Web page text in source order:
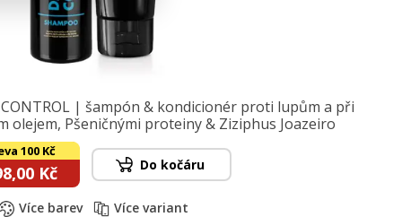
CONTROL | šampón & kondicionér proti lupům a při
olejem, Pšeničnými proteiny & Ziziphus Joazeiro
100 Kč
Kč Do kočáru
Více barev Více variant